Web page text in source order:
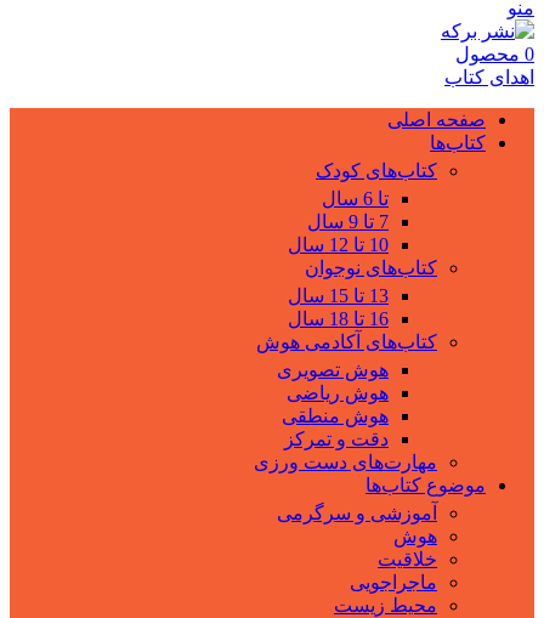
منو
0 محصول
اهدای کتاب
صفحه اصلی
کتاب‌ها
کتاب‌های کودک
تا 6 سال
7 تا 9 سال
10 تا 12 سال
کتاب‌های نوجوان
13 تا 15 سال
16 تا 18 سال
کتاب‌های آکادمی هوش
هوش تصویری
هوش ریاضی
هوش منطقی
دقت و تمرکز
مهارت‌های دست ورزی
موضوع کتاب‌ها
آموزشی و سرگرمی
هوش
خلاقیت
ماجراجویی
محیط زیست